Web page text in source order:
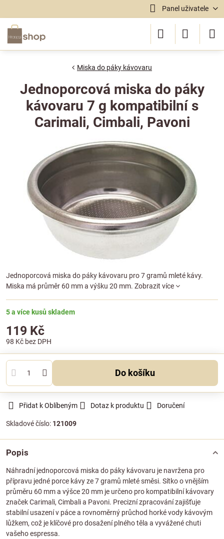
Panel uživatele
Miska do páky kávovaru
Jednoporcová miska do páky
kávovaru 7 g kompatibilní s
Carimali, Cimbali, Pavoni
Jednoporcová miska do páky kávovaru pro 7 gramů mleté kávy.
Miska má průměr 60 mm a výšku 20 mm. Zobrazit více
5 a více kusů skladem
119 Kč
98 Kč bez DPH
Do košíku
Přidat k Oblíbeným Dotaz k produktu Doručení
Skladové číslo: 121009
Popis
Náhradní jednoporcová miska do páky kávovaru je navržena pro
přípravu jedné porce kávy ze 7 gramů mleté směsi. Sítko o vnějším
průměru 60 mm a výšce 20 mm je určeno pro kompatibilní kávovary
značek Carimali, Cimbali a Pavoni. Precizní zpracování zajišťuje
stabilní usazení v páce a rovnoměrný průchod horké vody kávovým
lůžkem, což je klíčové pro dosažení plného těla a vyvážené chuti
vašeho espressa.